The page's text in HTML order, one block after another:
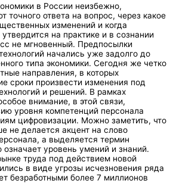
в России неизбежно,
точного ответа на вопрос, через какое
изменений и когда
на практике и в сознании
не мгновенный. Предпосылки
начались уже задолго до
типа экономики. Сегодня же четко
направления, в которых
сроки произвести изменения под
и решений. В рамках
внимание, в этой связи,
уровня компетенций персонала
цифровизации. Можно заметить, что
не делается акцент на слово
а выделяется термин
означает уровень умений и знаний.
труда под действием новой
в виде угрозы исчезновения ряда
безработными более 7 миллионов